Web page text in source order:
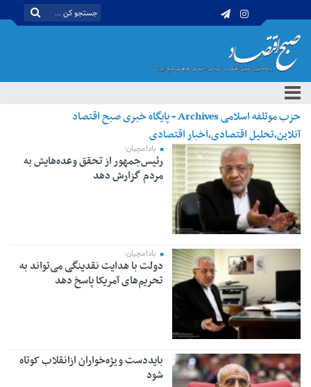
حزب موتلفه اسلامی Archives - پایگاه خبری صبح اقتصاد
آنلاین،تحلیل اقتصادی،اخبار اقتصادی
بادامچیان:
رئیس‌جمهور از تحقق وعده‌هایش به
مردم گزارش دهد
بادامچیان:
دولت با هدایت نقدینگی می‌تواند به
تحریم‌های آمریکا پاسخ دهد
بایددست ویژه‌خواران ازانقلاب کوتاه
شود